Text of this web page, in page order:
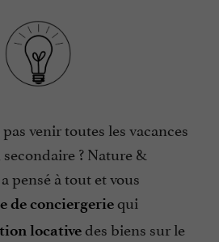
venir toutes les vacances
? Nature &
pensé à tout et vous
de conciergeriequi
locativedes biens sur le